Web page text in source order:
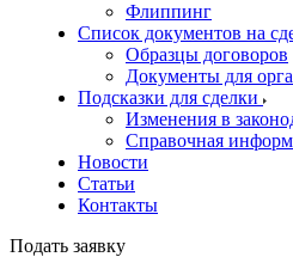
Флиппинг
Список документов на
Образцы договоров
Документы для
Подсказки для сделки
Изменения в
Справочная
Новости
Статьи
Контакты
Подать заявку